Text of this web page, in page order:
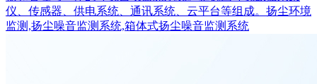
仪、传感器、供电系统、通讯系统、云平台等组成。扬尘环境
监测,扬尘噪音监测系统,箱体式扬尘噪音监测系统